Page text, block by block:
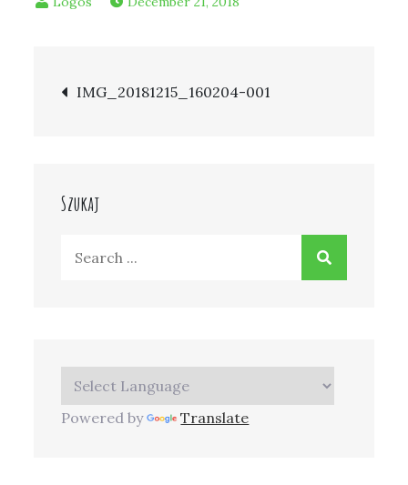
Post
IMG_20181215_160204-001
Szukaj
Powered by Translate